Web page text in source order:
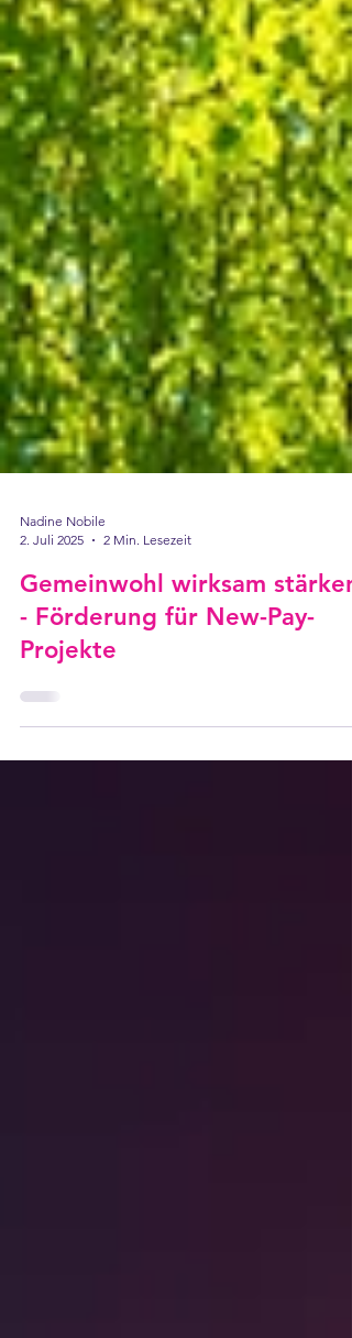
Nadine Nobile
2. Juli 2025
2 Min. Lesezeit
Gemeinwohl wirksam stärken
- Förderung für New-Pay-
Projekte